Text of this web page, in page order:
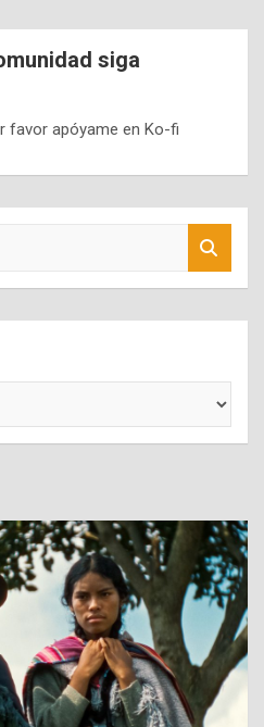
siga
favor apóyame en Ko-fi